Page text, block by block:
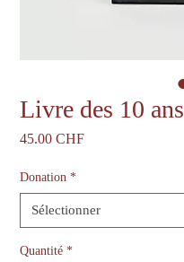
Livre des 10 ans
45.00 CHFPrix
Donation *
Quantité *